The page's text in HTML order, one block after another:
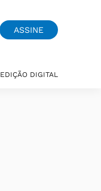
ASSINE
EDIÇÃO DIGITAL